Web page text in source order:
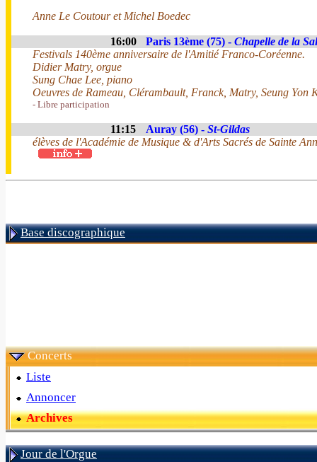
Anne Le Coutour et Michel Boedec
16:00 Paris 13ème (75) - Chapelle de la
Festivals 140ème anniversaire de l'Amitié Franco-Coréenne.
Didier Matry, orgue
Sung Chae Lee, piano
Oeuvres de Rameau, Clérambault, Franck, Matry, Seung Yon
- Libre participation
11:15 Auray (56) - St-Gildas
élèves de l'Académie de Musique & d'Arts Sacrés de Sainte
Base discographique
Concerts
Liste
Annoncer
Archives
Jour de l'Orgue